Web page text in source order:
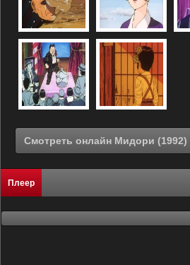
Плеер